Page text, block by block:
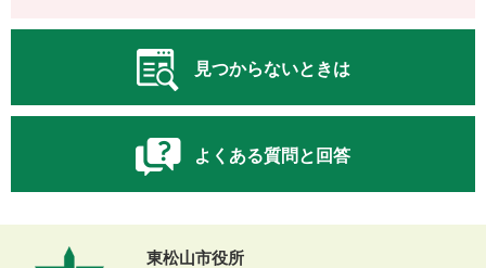
見つからないときは
よくある質問と回答
東松山市役所